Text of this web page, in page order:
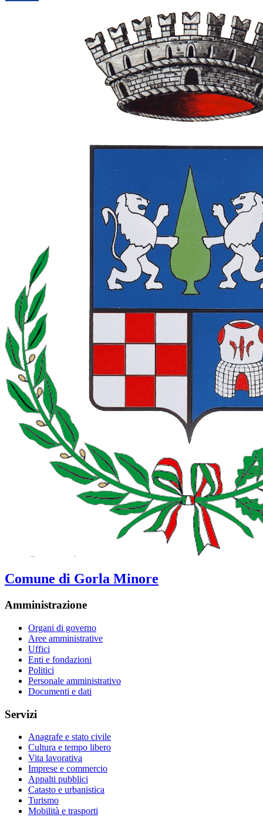
Comune di Gorla Minore
Amministrazione
Organi di governo
Aree amministrative
Uffici
Enti e fondazioni
Politici
Personale amministrativo
Documenti e dati
Servizi
Anagrafe e stato civile
Cultura e tempo libero
Vita lavorativa
Imprese e commercio
Appalti pubblici
Catasto e urbanistica
Turismo
Mobilità e trasporti